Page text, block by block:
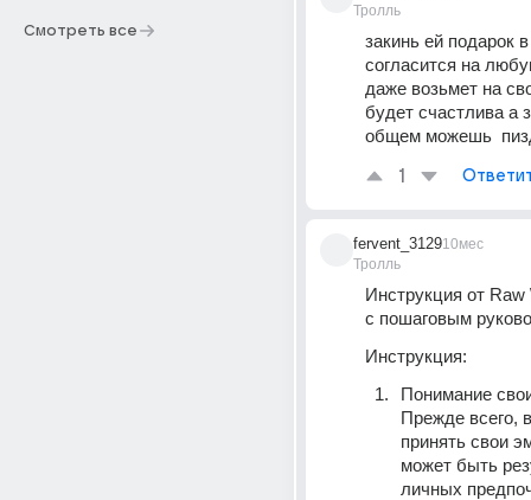
Смотреть все
Тролль
закинь ей подарок
согласится на
даже возьмет на
будет счастлива а
общем можешь
1
fervent_3129
Тролль
10мес
Инструкция от
с пошаговым
Инструкция:
Понимание
Прежде всего,
принять свои
может быть
личных